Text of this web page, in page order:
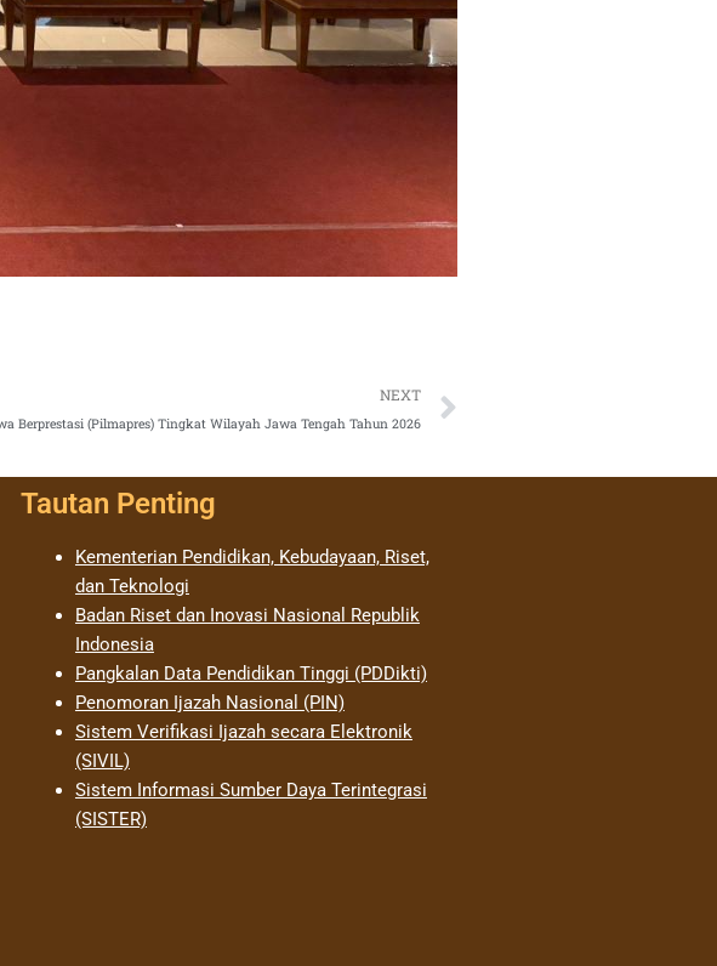
NEXT
Berprestasi (Pilmapres) Tingkat Wilayah Jawa Tengah Tahun 2026
Tautan Penting
Kementerian Pendidikan, Kebudayaan, Riset,
dan Teknologi
Badan Riset dan Inovasi Nasional Republik
Indonesia
Pangkalan Data Pendidikan Tinggi (PDDikti)
Penomoran Ijazah Nasional (PIN)
Sistem Verifikasi Ijazah secara Elektronik
(SIVIL)
Sistem Informasi Sumber Daya Terintegrasi
(SISTER)